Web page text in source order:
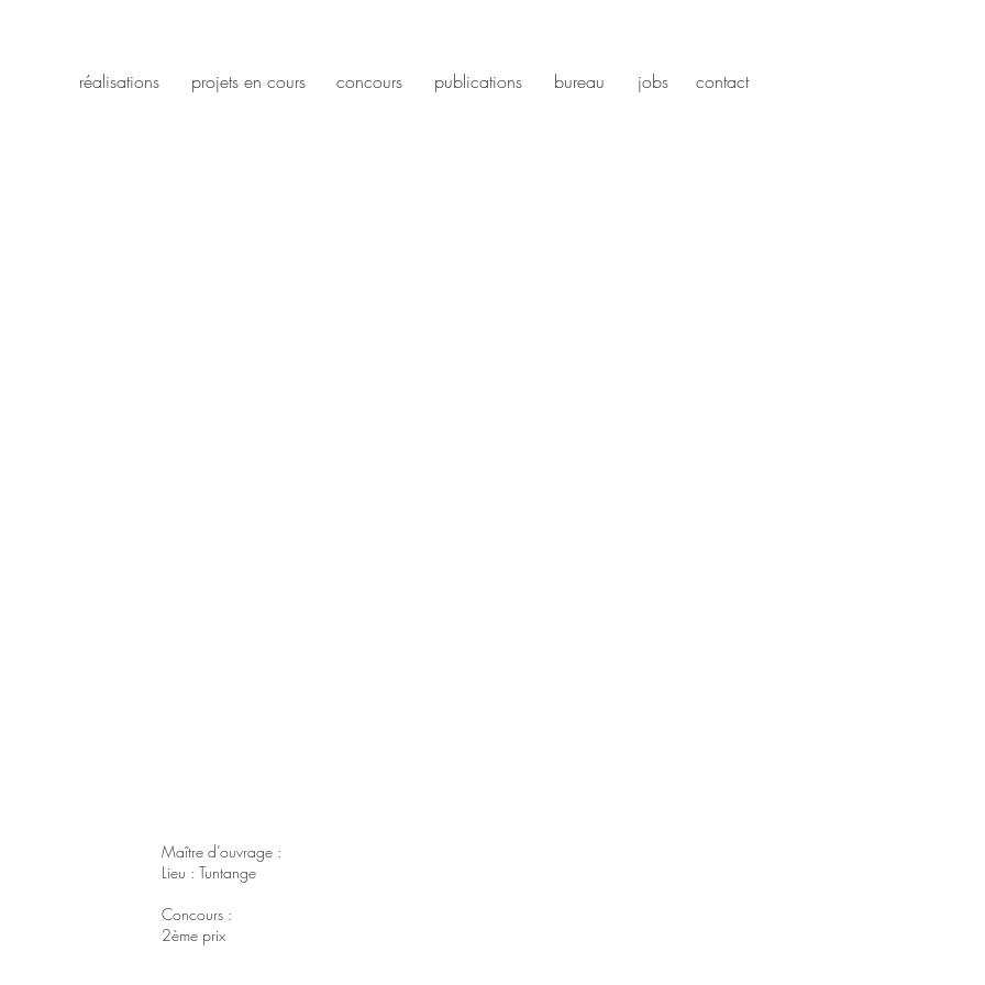
réalisations projets en cours concours publications bureau jobs contact
Maître d’ouvrage :
Lieu : Tuntange
Concours :
2ème prix